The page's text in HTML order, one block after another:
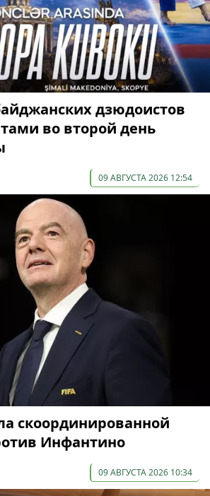
дзюдоистов
во второй день
09 АВГУСТА 2026 12:54
скоординированной
Инфантино
09 АВГУСТА 2026 10:34